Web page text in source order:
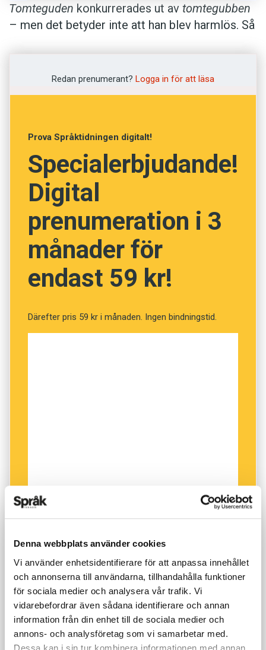
Denna webbplats använder cookies
Vi använder enhetsidentifierare för att anpassa innehållet
och annonserna till användarna, tillhandahålla funktioner
för sociala medier och analysera vår trafik. Vi
vidarebefordrar även sådana identifierare och annan
information från din enhet till de sociala medier och
annons- och analysföretag som vi samarbetar med.
Dessa kan i sin tur kombinera informationen med annan
Tomteguden konkurrerades ut av tomtegubben
– men det betyder inte att han blev harmlös. Så
Plus:
följer samma ologiska logik – oavsett
alkoholhalt.
Möt dramatens drottningar – systrarna
Ekblad.
Och nu hjälper vi dig att komma rätt!
Redan prenumerant? Logga in för att läsa
Prova Språktidningen digitalt!
Specialerbjudande!
Digital
prenumeration i 3
månader för
endast 59 kr!
Därefter pris 59 kr i månaden. Ingen bindningstid.